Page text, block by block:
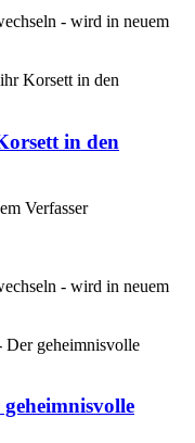
- wird in neuem
in den
Verfasser
- wird in neuem